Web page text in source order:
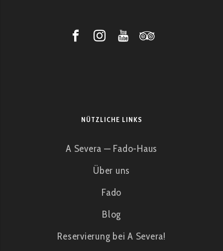
NÜTZLICHE LINKS
A Severa — Fado-Haus
Über uns
Fado
Blog
Reservierung bei A Severa!